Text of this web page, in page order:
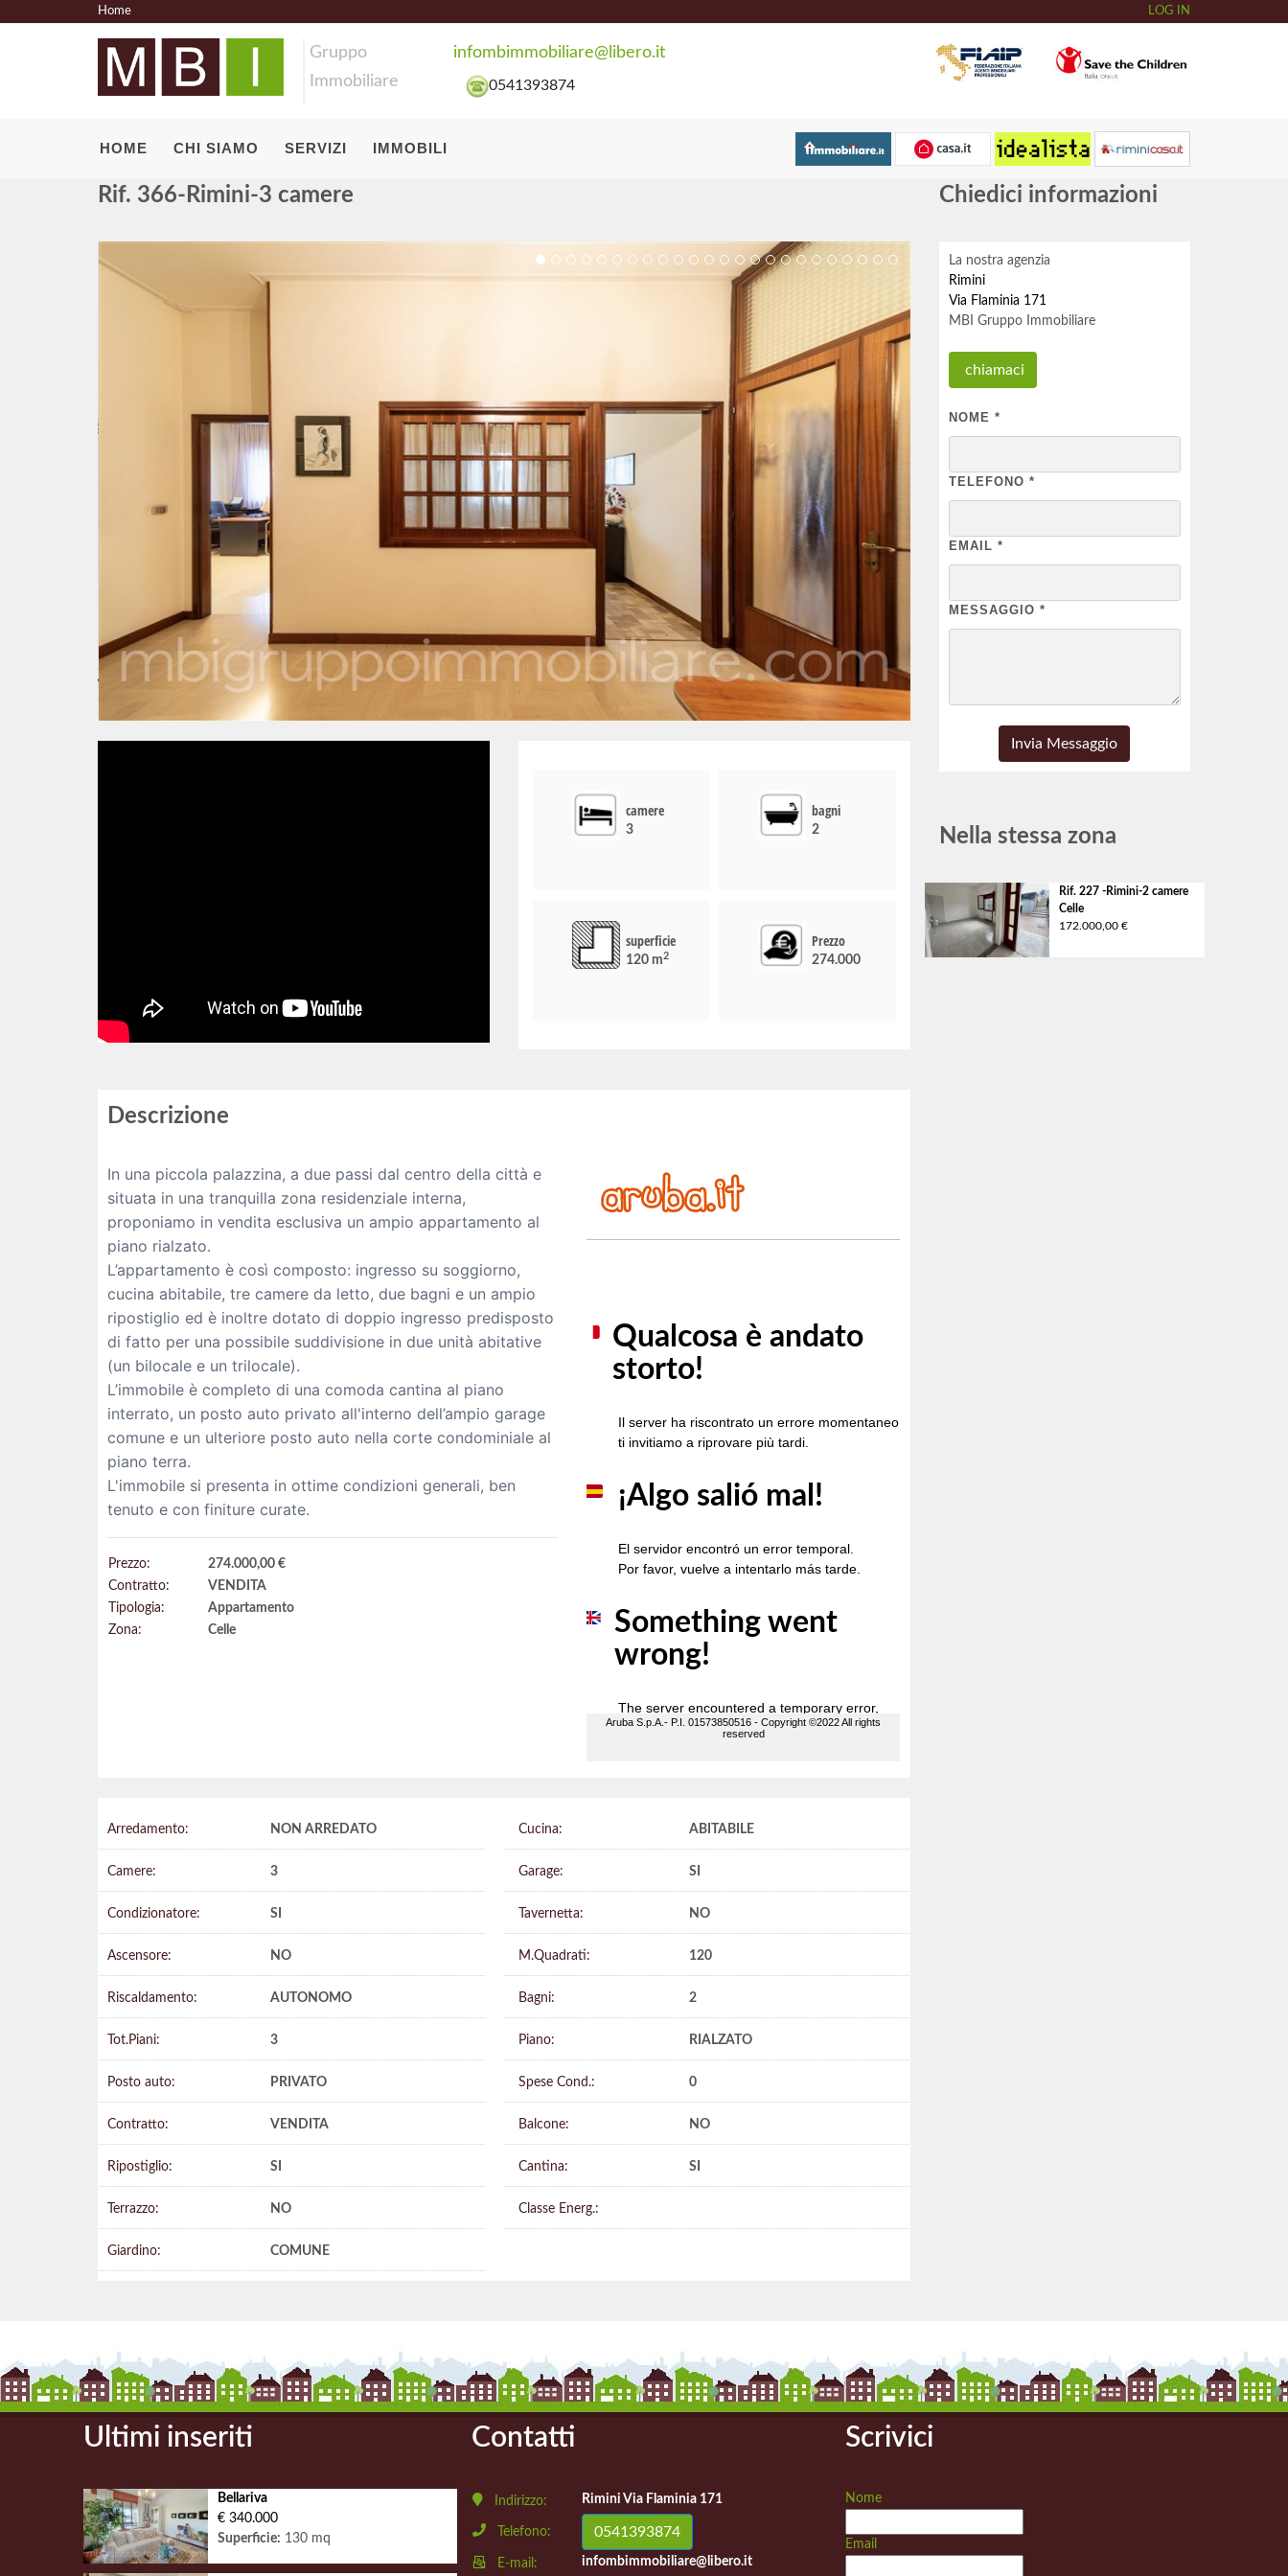
Home LOG IN
Gruppo
Immobiliare
infombimmobiliare@libero.it
0541393874
HOME CHI SIAMO SERVIZI IMMOBILI
Rif. 366-Rimini-3 camere
camere
3
bagni
2
superficie
120 m2
Prezzo
274.000
Descrizione
In una piccola palazzina, a due passi dal centro della città e
situata in una tranquilla zona residenziale interna,
proponiamo in vendita esclusiva un ampio appartamento al
piano rialzato.
L’appartamento è così composto: ingresso su soggiorno,
cucina abitabile, tre camere da letto, due bagni e un ampio
ripostiglio ed è inoltre dotato di doppio ingresso predisposto
di fatto per una possibile suddivisione in due unità abitative
(un bilocale e un trilocale).
L’immobile è completo di una comoda cantina al piano
interrato, un posto auto privato all'interno dell’ampio garage
comune e un ulteriore posto auto nella corte condominiale al
piano terra.
L'immobile si presenta in ottime condizioni generali, ben
tenuto e con finiture curate.
Prezzo:
274.000,00 €
Contratto:
VENDITA
Tipologia:
Appartamento
Zona:
Celle
Arredamento: NON ARREDATO
Camere: 3
Condizionatore: SI
Ascensore: NO
Riscaldamento: AUTONOMO
Tot.Piani: 3
Posto auto: PRIVATO
Contratto: VENDITA
Ripostiglio: SI
Terrazzo: NO
Giardino: COMUNE
Cucina: ABITABILE
Garage: SI
Tavernetta: NO
M.Quadrati: 120
Bagni: 2
Piano: RIALZATO
Spese Cond.: 0
Balcone: NO
Cantina: SI
Classe Energ.:
Chiedici informazioni
La nostra agenzia
Rimini
Via Flaminia 171
MBI Gruppo Immobiliare
chiamaci
NOME *
TELEFONO *
EMAIL *
MESSAGGIO *
Nella stessa zona
Rif. 227 -Rimini-2 camere
Celle
172.000,00 €
Ultimi inseriti
Bellariva
€ 340.000
Superficie: 130 mq
Contatti
Indirizzo: Rimini Via Flaminia 171
Telefono: 0541393874
E-mail: infombimmobiliare@libero.it
Scrivici
Nome
Email